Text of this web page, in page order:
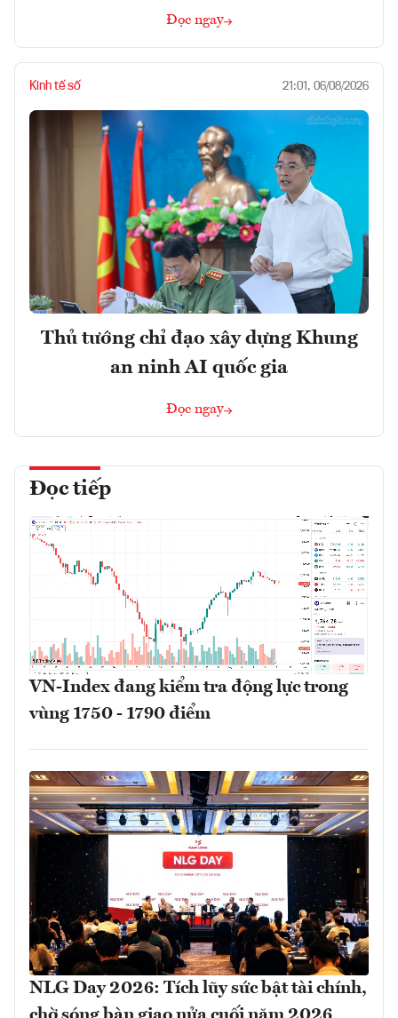
Đọc ngay
Kinh tế số 21:01, 06/08/2026
Thủ tướng chỉ đạo xây dựng Khung
an ninh AI quốc gia
Đọc ngay
Đọc tiếp
VN-Index đang kiểm tra động lực trong
vùng 1750 - 1790 điểm
NLG Day 2026: Tích lũy sức bật tài chính,